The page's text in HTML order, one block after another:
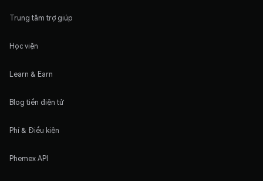
Trung tâm trợ giúp
Học viện
Learn & Earn
Blog tiền điện tử
Phí & Điều kiện
Phemex API